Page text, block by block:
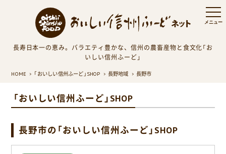
長寿日本一の恵み。バラエティ豊かな、信州の農畜産物と食文化「お
いしい信州ふーど」
HOME 「おいしい信州ふーど」SHOP 長野地域 長野市
「おいしい信州ふーど」SHOP
長野市の「おいしい信州ふーど」SHOP